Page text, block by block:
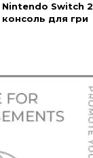
Nintendo Switch 2
консоль для гри